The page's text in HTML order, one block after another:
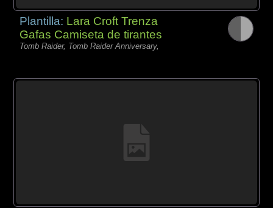
Plantilla: Lara Croft Trenza
Gafas Camiseta de tirantes
Tomb Raider, Tomb Raider Anniversary,